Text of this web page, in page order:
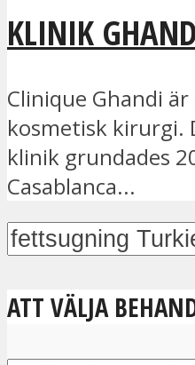
KLINIK
Clinique Ghandi är
kosmetisk kirurgi.
klinik grundades
Casablanca...
ATT VÄLJA